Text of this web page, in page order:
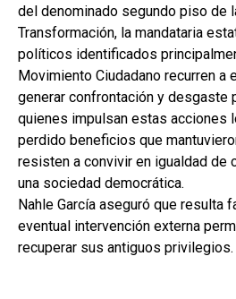
del denominado segundo piso de
Transformación, la mandataria
políticos identificados
Movimiento Ciudadano recurren a
generar confrontación y desgaste
quienes impulsan estas acciones
perdido beneficios que
resisten a convivir en igualdad de
una sociedad democrática.
Nahle García aseguró que resulta
eventual intervención externa
recuperar sus antiguos privilegios.